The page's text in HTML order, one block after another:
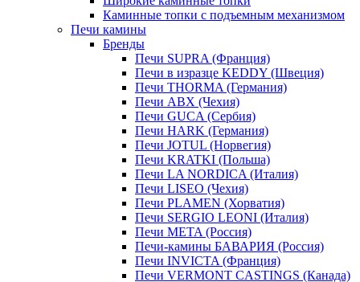
Каминные топки с подъемным механизмом
Печи камины
Бренды
Печи SUPRA (Франция)
Печи в изразце KEDDY (Швеция)
Печи THORMA (Германия)
Печи ABX (Чехия)
Печи GUCA (Сербия)
Печи HARK (Германия)
Печи JOTUL (Норвегия)
Печи KRATKI (Польша)
Печи LA NORDICA (Италия)
Печи LISEO (Чехия)
Печи PLAMEN (Хорватия)
Печи SERGIO LEONI (Италия)
Печи META (Россия)
Печи-камины БАВАРИЯ (Россия)
Печи INVICTA (Франция)
Печи VERMONT CASTINGS (Канада)